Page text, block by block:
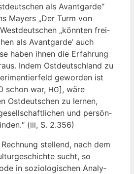
als Avant­gar­de“
May­ers „Der Turm von
West­deut­schen „könn­ten frei­
als Avant­gar­de’ auch
haben ihnen die Erfah­rung
Indem Ost­deutsch­land zu
gewor­den ist
schon war, HG], wäre
Ost­deut­schen zu ler­nen,
und per­sön­
(III, S. 2.356)
stel­lend, nach dem
sucht, so
in sozio­lo­gi­schen Ana­ly­